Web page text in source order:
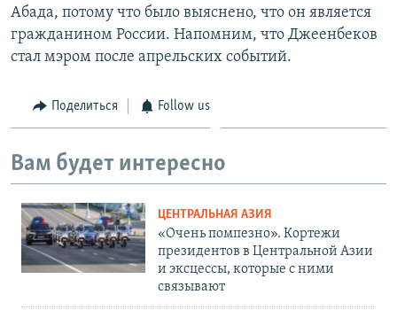
Абада, потому что было выяснено, что он является
гражданином России. Напомним, что Джеенбеков
стал мэром после апрельских событий.
Поделиться Follow us
Вам будет интересно
ЦЕНТРАЛЬНАЯ АЗИЯ
«Очень помпезно». Кортежи
президентов в Центральной Азии
и эксцессы, которые с ними
связывают